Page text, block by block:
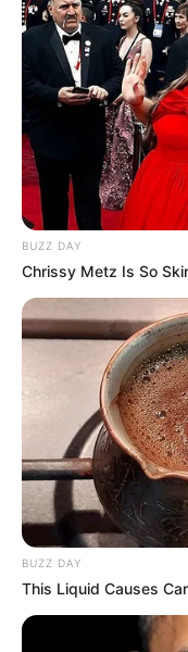
BUZZ DAY
Chrissy Metz Is So
BUZZ DAY
This Liquid Causes